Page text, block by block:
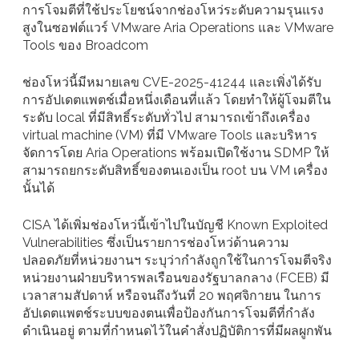
การโจมตีที่ใช้ประโยชน์จากช่องโหว่ระดับความรุนแรง
สูงในซอฟต์แวร์ VMware Aria Operations และ VMware
Tools ของ Broadcom
ช่องโหว่นี้มีหมายเลข CVE-2025-41244 และเพิ่งได้รับ
การอัปเดตแพตช์เมื่อหนึ่งเดือนที่แล้ว โดยทำให้ผู้โจมตีใน
ระดับ local ที่มีสิทธิ์ระดับทั่วไป สามารถเข้าถึงเครื่อง
virtual machine (VM) ที่มี VMware Tools และบริหาร
จัดการโดย Aria Operations พร้อมเปิดใช้งาน SDMP ให้
สามารถยกระดับสิทธิ์ของตนเองเป็น root บน VM เครื่อง
นั้นได้
CISA ได้เพิ่มช่องโหว่นี้เข้าไปในบัญชี Known Exploited
Vulnerabilities ซึ่งเป็นรายการช่องโหว่ด้านความ
ปลอดภัยที่หน่วยงานฯ ระบุว่ากำลังถูกใช้ในการโจมตีจริง
หน่วยงานฝ่ายบริหารพลเรือนของรัฐบาลกลาง (FCEB) มี
เวลาสามสัปดาห์ หรือจนถึงวันที่ 20 พฤศจิกายน ในการ
อัปเดตแพตช์ระบบของตนเพื่อป้องกันการโจมตีที่กำลัง
ดำเนินอยู่ ตามที่กำหนดไว้ในคำสั่งปฏิบัติการที่มีผลผูกพัน